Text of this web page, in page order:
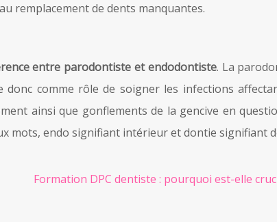
remplacement de dents manquantes.
entre parodontiste et endodontiste. La
comme rôle de soigner les infections
ainsi que gonflements de la gencive en
mots, endo signifiant intérieur et dontie signifiant
Formation DPC dentiste : pourquoi est-elle